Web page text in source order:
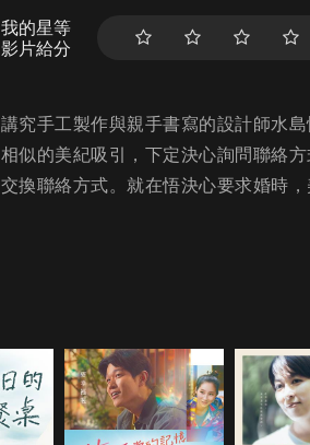
我的星等
影片給分
講究手工製作與親手書寫的設計師水
相似的美紀吸引，下定決心詢問聯絡
交換聯絡方式。就在悟決心要求婚時，